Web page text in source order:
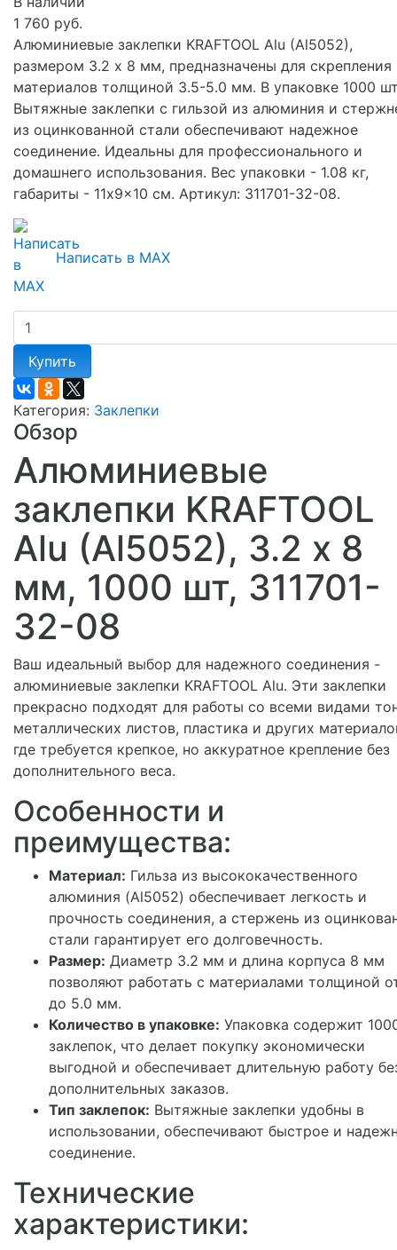
1 760 руб.
Алюминиевые заклепки KRAFTOOL Alu (Al5052),
размером 3.2 х 8 мм, предназначены для скрепления
материалов толщиной 3.5-5.0 мм. В упаковке 1000
Вытяжные заклепки с гильзой из алюминия и
из оцинкованной стали обеспечивают надежное
соединение. Идеальны для профессионального и
домашнего использования. Вес упаковки - 1.08 кг,
габариты - 11x9x10 см. Артикул: 311701-32-08.
Написать в MAX
Купить
Категория: Заклепки
Обзор
Алюминиевые
заклепки KRAFTOOL
Alu (Al5052), 3.2 х 8
мм, 1000 шт, 311701-
32-08
Ваш идеальный выбор для надежного соединения -
алюминиевые заклепки KRAFTOOL Alu. Эти заклепки
прекрасно подходят для работы со всеми видами
металлических листов, пластика и других
где требуется крепкое, но аккуратное крепление без
дополнительного веса.
Особенности и
преимущества:
Материал: Гильза из высококачественного
алюминия (Al5052) обеспечивает легкость и
прочность соединения, а стержень из
стали гарантирует его долговечность.
Размер: Диаметр 3.2 мм и длина корпуса 8 мм
позволяют работать с материалами толщиной
до 5.0 мм.
Количество в упаковке: Упаковка содержит
заклепок, что делает покупку экономически
выгодной и обеспечивает длительную работу
дополнительных заказов.
Тип заклепок: Вытяжные заклепки удобны в
использовании, обеспечивают быстрое и
соединение.
Технические
характеристики: